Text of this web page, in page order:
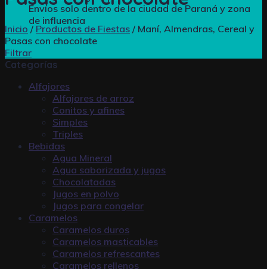
Envíos solo dentro de la ciudad de Paraná y zona
de influencia
Inicio / Productos de Fiestas / Maní, Almendras, Cereal y
Pasas con chocolate
Filtrar
Categorías
Alfajores
Alfajores de arroz
Conitos y afines
Simples
Triples
Bebidas
Agua Mineral
Agua saborizada y jugos
Chocolatadas
Jugos en polvo
Jugos para congelar
Caramelos
Caramelos duros
Caramelos masticables
Caramelos refrescantes
Caramelos rellenos